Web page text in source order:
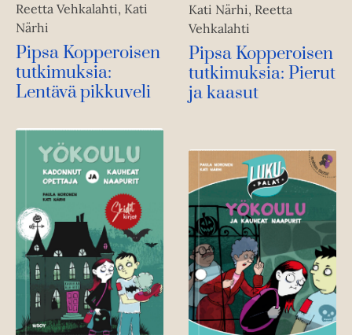
Reetta Vehkalahti, Kati
Närhi
Pipsa Kopperoisen
tutkimuksia:
Lentävä pikkuveli
Kati Närhi, Reetta
Vehkalahti
Pipsa Kopperoisen
tutkimuksia: Pierut
ja kaasut